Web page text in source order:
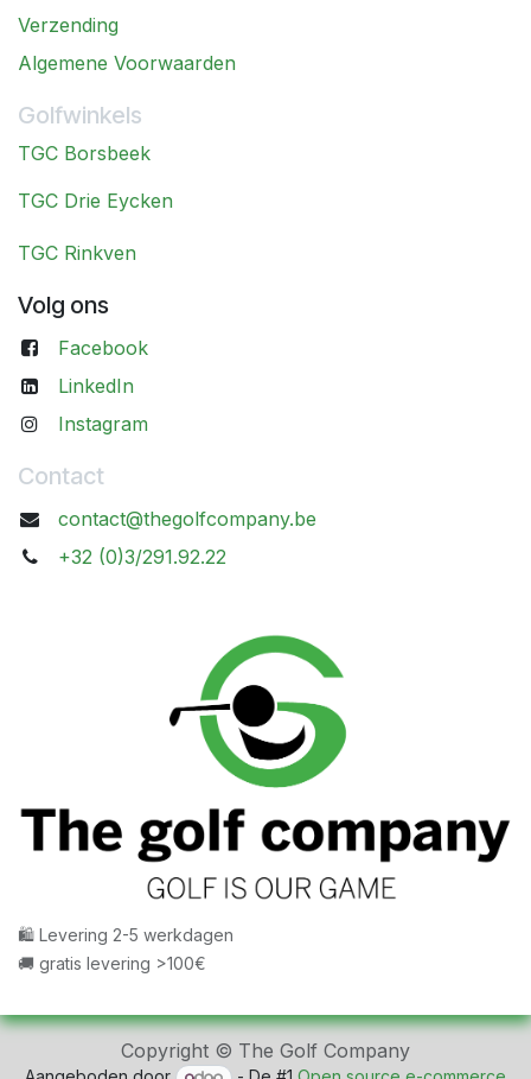
Verzending
Algemene Voorwaarden
Golfwinkels
TGC Borsbeek
TGC Drie Eycken
TGC Rinkven
Volg ons
Facebook
LinkedIn
Instagram
Contact
contact@thegolfcompany.be
+32 (0)3/291.92.22
🛍 Levering 2-5 werkdagen
🚚 gratis levering >100€
Copyright © The Golf Company